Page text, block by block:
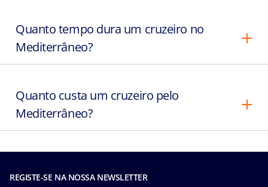
Quanto tempo dura um cruzeiro no
Mediterrâneo?
Quanto custa um cruzeiro pelo
Mediterrâneo?
REGISTE-SE NA NOSSA NEWSLETTER